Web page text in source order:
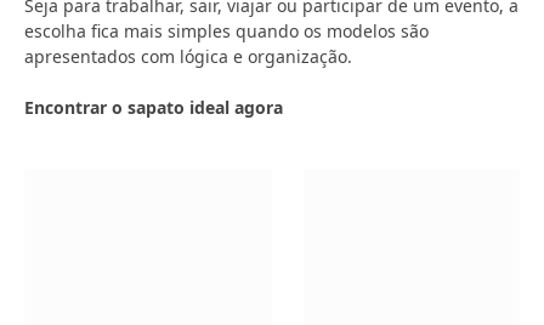
Seja para trabalhar, sair, viajar ou participar de um evento, a
escolha fica mais simples quando os modelos são
apresentados com lógica e organização.
Encontrar o sapato ideal agora